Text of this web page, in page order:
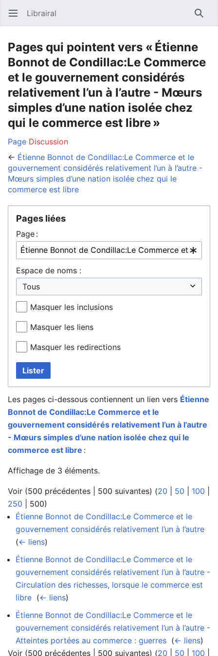
Ouvrir le menu principal Librairal
Pages qui pointent vers « Étienne
Bonnot de Condillac:Le Commerce
et le gouvernement considérés
relativement l’un à l’autre - Mœurs
simples d’une nation isolée chez
qui le commerce est libre »
Page Discussion
← Étienne Bonnot de Condillac:Le Commerce et le
gouvernement considérés relativement l’un à l’autre -
Mœurs simples d’une nation isolée chez qui le
commerce est libre
Pages liées
Page :
Espace de noms :
Masquer les inclusions
Masquer les liens
Masquer les redirections
Lister
Les pages ci-dessous contiennent un lien vers Étienne
Bonnot de Condillac:Le Commerce et le
gouvernement considérés relativement l’un à l’autre
- Mœurs simples d’une nation isolée chez qui le
commerce est libre :
Affichage de 3 éléments.
Voir (500 précédentes 500 suivantes) (20 50 100
250
500)
Étienne Bonnot de Condillac:Le Commerce et le
gouvernement considérés relativement l’un à l’autre
(← liens)
Étienne Bonnot de Condillac:Le Commerce et le
gouvernement considérés relativement l’un à l’autre -
Circulation des richesses, lorsque le commerce est
libre (← liens)
Étienne Bonnot de Condillac:Le Commerce et le
gouvernement considérés relativement l’un à l’autre -
Atteintes portées au commerce : guerres (← liens)
Voir (500 précédentes 500 suivantes) (20 50 100